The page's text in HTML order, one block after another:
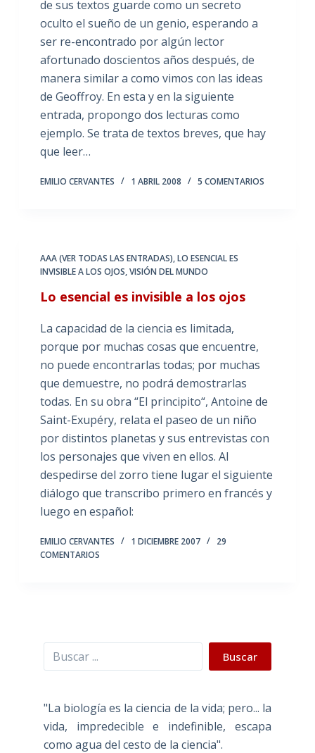
de sus textos guarde como un secreto
oculto el sueño de un genio, esperando a
ser re-encontrado por algún lector
afortunado doscientos años después, de
manera similar a como vimos con las ideas
de Geoffroy. En esta y en la siguiente
entrada, propongo dos lecturas como
ejemplo. Se trata de textos breves, que hay
que leer…
EMILIO CERVANTES 1 ABRIL 2008 5 COMENTARIOS
AAA (VER TODAS LAS ENTRADAS),LO ESENCIAL ES
INVISIBLE A LOS OJOS,VISIÓN DEL MUNDO
Lo esencial es invisible a los ojos
La capacidad de la ciencia es limitada,
porque por muchas cosas que encuentre,
no puede encontrarlas todas; por muchas
que demuestre, no podrá demostrarlas
todas. En su obra “El principito“, Antoine de
Saint-Exupéry, relata el paseo de un niño
por distintos planetas y sus entrevistas con
los personajes que viven en ellos. Al
despedirse del zorro tiene lugar el siguiente
diálogo que transcribo primero en francés y
luego en español:
EMILIO CERVANTES 1 DICIEMBRE 2007
29
COMENTARIOS
Buscar Buscar
"La biología es la ciencia de la vida; pero... la
vida, impredecible e indefinible, escapa
como agua del cesto de la ciencia".